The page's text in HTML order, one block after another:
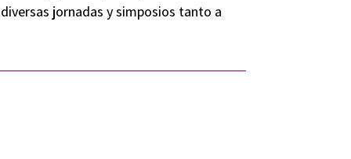
jornadas y simposios tanto a